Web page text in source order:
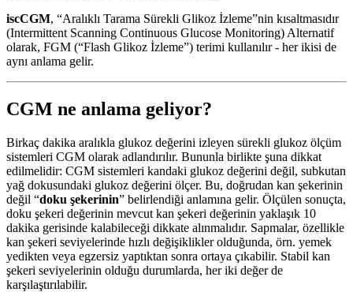
iscCGM, “Aralıklı Tarama Sürekli Glikoz İzleme”nin kısaltmasıdır
(Intermittent Scanning Continuous Glucose Monitoring) Alternatif
olarak, FGM (“Flash Glikoz İzleme”) terimi kullanılır - her ikisi de
aynı anlama gelir.
CGM ne anlama geliyor?
Birkaç dakika aralıkla glukoz değerini izleyen sürekli glukoz ölçüm
sistemleri CGM olarak adlandırılır. Bununla birlikte şuna dikkat
edilmelidir: CGM sistemleri kandaki glukoz değerini değil, subkutan
yağ dokusundaki glukoz değerini ölçer. Bu, doğrudan kan şekerinin
değil “doku şekerinin” belirlendiği anlamına gelir. Ölçülen sonuçta,
doku şekeri değerinin mevcut kan şekeri değerinin yaklaşık 10
dakika gerisinde kalabileceği dikkate alınmalıdır. Sapmalar, özellikle
kan şekeri seviyelerinde hızlı değişiklikler olduğunda, örn. yemek
yedikten veya egzersiz yaptıktan sonra ortaya çıkabilir. Stabil kan
şekeri seviyelerinin olduğu durumlarda, her iki değer de
karşılaştırılabilir.